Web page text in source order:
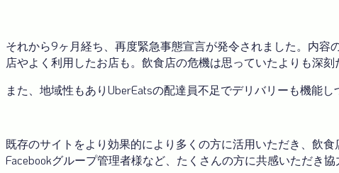
それから9ヶ月経ち、再度緊急事態宣言が発令されました。内
店やよく利用したお店も。飲食店の危機は思っていたよりも深刻
また、地域性もありUberEatsの配達員不足でデリバリーも機能し
既存のサイトをより効果的により多くの方に活用いただき、飲
Facebookグループ管理者様など、たくさんの方に共感いただき